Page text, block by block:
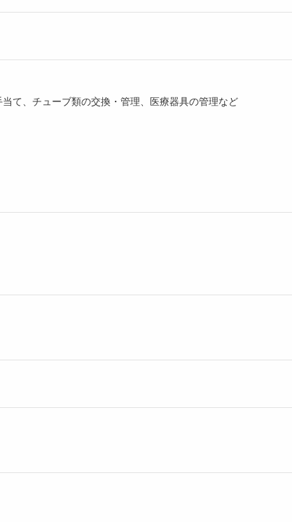
て、チューブ類の交換・管理、医療器具の管理など